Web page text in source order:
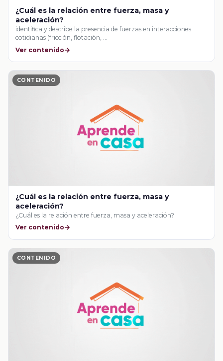
¿Cuál es la relación entre fuerza, masa y
aceleración?
identifica y describe la presencia de fuerzas en interacciones
cotidianas (fricción, flotación, …
Ver contenido
CONTENIDO
¿Cuál es la relación entre fuerza, masa y
aceleración?
¿Cuál es la relación entre fuerza, masa y aceleración?
Ver contenido
CONTENIDO